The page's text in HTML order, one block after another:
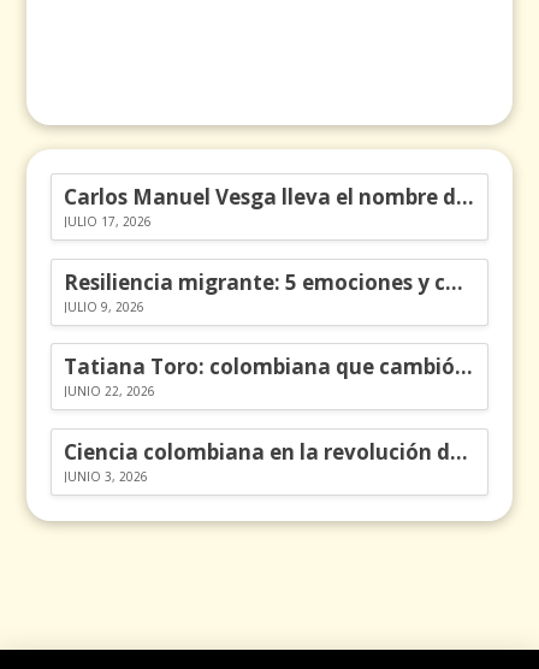
Carlos Manuel Vesga lleva el nombre de Colombia a los Emmy
JULIO 17, 2026
Resiliencia migrante: 5 emociones y cómo gestionarlas
JULIO 9, 2026
Tatiana Toro: colombiana que cambió la historia de las matemáticas
JUNIO 22, 2026
Ciencia colombiana en la revolución de los órganos en chips
JUNIO 3, 2026